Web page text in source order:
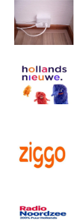
Dome